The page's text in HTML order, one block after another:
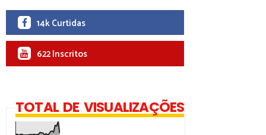
14k Curtidas
622 Inscritos
TOTAL DE VISUALIZAÇÕES